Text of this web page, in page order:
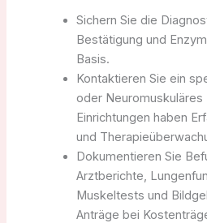
Sichern Sie die
Bestätigung und
Basis.
Kontaktieren Sie ein
oder
Einrichtungen haben
und
Dokumentieren Sie
Arztberichte,
Muskeltests und
Anträge bei